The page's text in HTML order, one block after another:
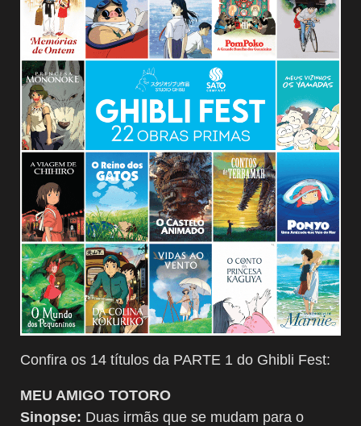
Confira os 14 títulos da PARTE 1 do Ghibli Fest:
MEU AMIGO TOTORO
Sinopse: Duas irmãs que se mudam para o